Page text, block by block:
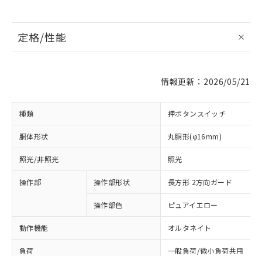
定格/性能
情報更新：2026/05/21
種類 押ボタンスイッチ
胴体形状 丸胴形(φ16mm)
照光/非照光 照光
操作部 操作部形状 長方形 2方向ガード
操作部色 ピュアイエロー
動作機能 オルタネイト
負荷 一般負荷/微小負荷共用